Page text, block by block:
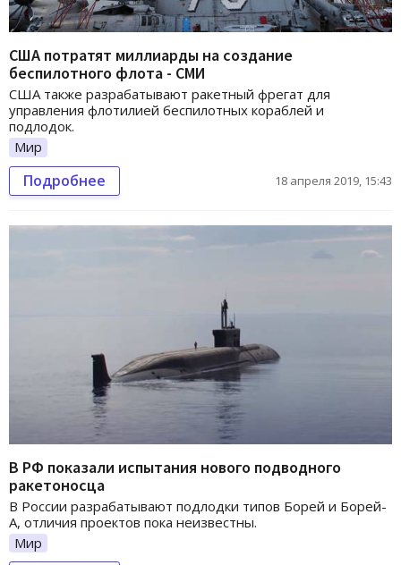
США потратят миллиарды на создание
беспилотного флота - СМИ
США также разрабатывают ракетный фрегат для
управления флотилией беспилотных кораблей и
подлодок.
Мир
Подробнее 18 апреля 2019, 15:43
В РФ показали испытания нового подводного
ракетоносца
В России разрабатывают подлодки типов Борей и Борей-
А, отличия проектов пока неизвестны.
Мир